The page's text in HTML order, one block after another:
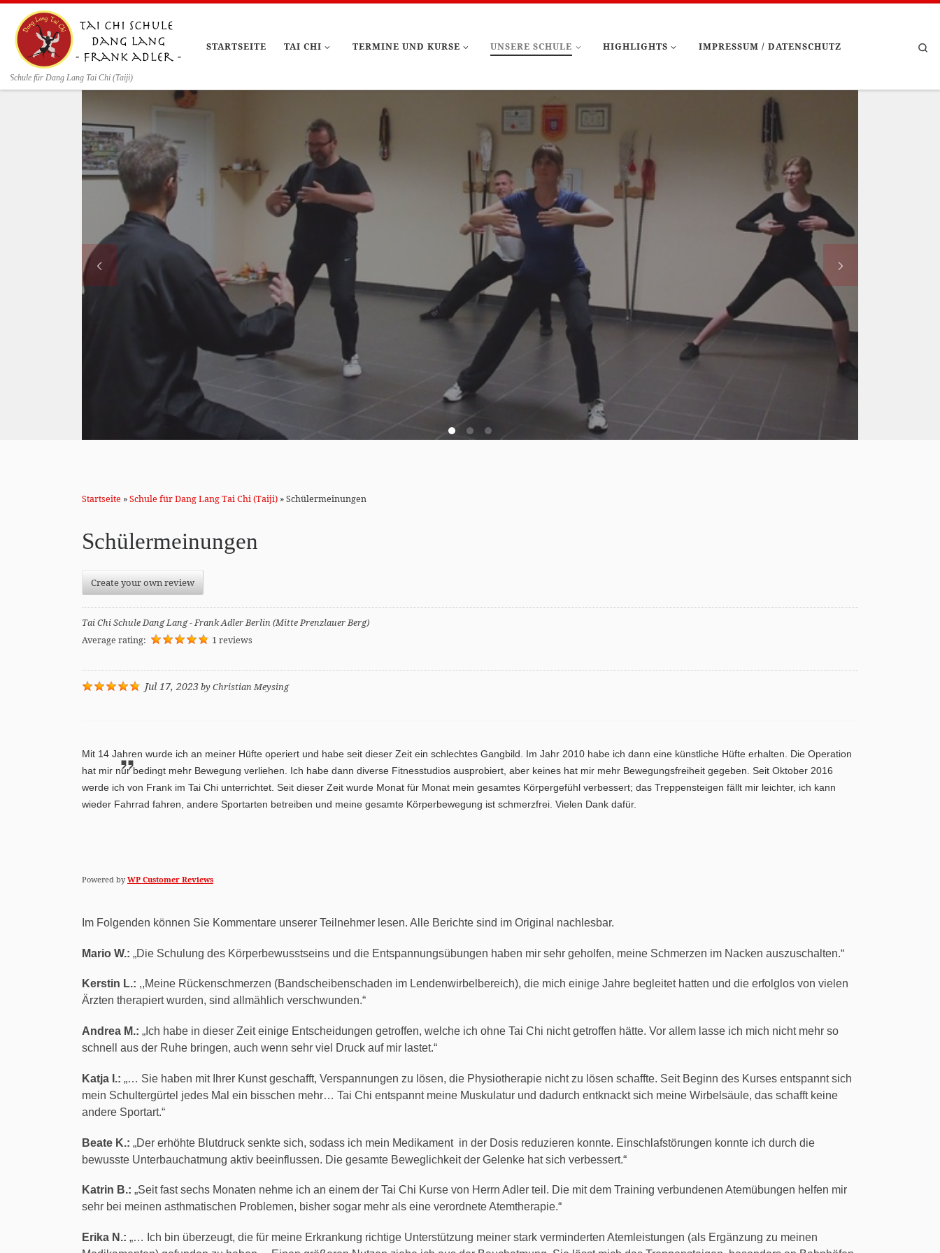
Zum Inhalt springen
Schule für Dang Lang Tai Chi (Taiji)
STARTSEITE TAI CHI TERMINE UND KURSE UNSERE SCHULE HIGHLIGHTS IMPRESSUM / DATENSCHUTZ
Startseite »Schule für Dang Lang Tai Chi (Taiji) »Schülermeinungen
Schülermeinungen
Create your own review
Tai Chi Schule Dang Lang - Frank Adler Berlin (Mitte Prenzlauer Berg)
Average rating:
1 reviews
Jul 17, 2023byChristian Meysing
Mit 14 Jahren wurde ich an meiner Hüfte operiert und habe seit dieser Zeit ein schlechtes Gangbild. Im Jahr 2010 habe ich dann eine künstliche Hüfte erhalten. Die Operation
hat mir nur bedingt mehr Bewegung verliehen. Ich habe dann diverse Fitnesstudios ausprobiert, aber keines hat mir mehr Bewegungsfreiheit gegeben. Seit Oktober 2016
werde ich von Frank im Tai Chi unterrichtet. Seit dieser Zeit wurde Monat für Monat mein gesamtes Körpergefühl verbessert; das Treppensteigen fällt mir leichter, ich kann
wieder Fahrrad fahren, andere Sportarten betreiben und meine gesamte Körperbewegung ist schmerzfrei. Vielen Dank dafür.
Powered by WP Customer Reviews
Im Folgenden können Sie Kommentare unserer Teilnehmer lesen. Alle Berichte sind im Original nachlesbar.
Mario W.: „Die Schulung des Körperbewusstseins und die Entspannungsübungen haben mir sehr geholfen, meine Schmerzen im Nacken auszuschalten.“
Kerstin L.: ,,Meine Rückenschmerzen (Bandscheibenschaden im Lendenwirbelbereich), die mich einige Jahre begleitet hatten und die erfolglos von vielen
Ärzten therapiert wurden, sind allmählich verschwunden.“
Andrea M.: „Ich habe in dieser Zeit einige Entscheidungen getroffen, welche ich ohne Tai Chi nicht getroffen hätte. Vor allem lasse ich mich nicht mehr so
schnell aus der Ruhe bringen, auch wenn sehr viel Druck auf mir lastet.“
Katja I.: „… Sie haben mit Ihrer Kunst geschafft, Verspannungen zu lösen, die Physiotherapie nicht zu lösen schaffte. Seit Beginn des Kurses entspannt sich
mein Schultergürtel jedes Mal ein bisschen mehr… Tai Chi entspannt meine Muskulatur und dadurch entknackt sich meine Wirbelsäule, das schafft keine
andere Sportart.“
Beate K.: „Der erhöhte Blutdruck senkte sich, sodass ich mein Medikament in der Dosis reduzieren konnte. Einschlafstörungen konnte ich durch die
bewusste Unterbauchatmung aktiv beeinflussen. Die gesamte Beweglichkeit der Gelenke hat sich verbessert.“
Katrin B.: „Seit fast sechs Monaten nehme ich an einem der Tai Chi Kurse von Herrn Adler teil. Die mit dem Training verbundenen Atemübungen helfen mir
sehr bei meinen asthmatischen Problemen, bisher sogar mehr als eine verordnete Atemtherapie.“
Erika N.: „… Ich bin überzeugt, die für meine Erkrankung richtige Unterstützung meiner stark verminderten Atemleistungen (als Ergänzung zu meinen